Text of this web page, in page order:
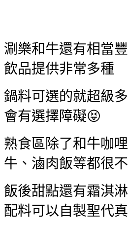
涮樂和牛還有相當
飲品提供非常多種
鍋料可選的就超級
會有選擇障礙😝
熟食區除了和牛咖
牛、滷肉飯等都很
飯後甜點還有霜淇
配料可以自製聖代